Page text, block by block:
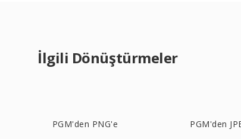
İlgili Dönüştürmeler
PGM'den PNG'e PGM'den